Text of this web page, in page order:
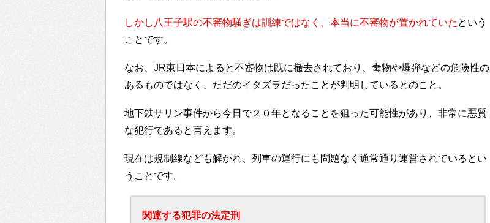
しかし八王子駅の不審物騒ぎは訓練ではなく、本当に不審物が置かれていた という
ことです。
なお、JR東日本によると不審物は既に撤去されており、毒物や爆弾などの危険性の
あるものではなく、ただのイタズラだったことが判明しているとのこと。
地下鉄サリン事件から今日で２０年となることを狙った可能性があり、非常に悪質
な犯行であると言えます。
現在は規制線なども解かれ、列車の運行にも問題なく通常通り運営されているとい
うことです。
関連する犯罪の法定刑